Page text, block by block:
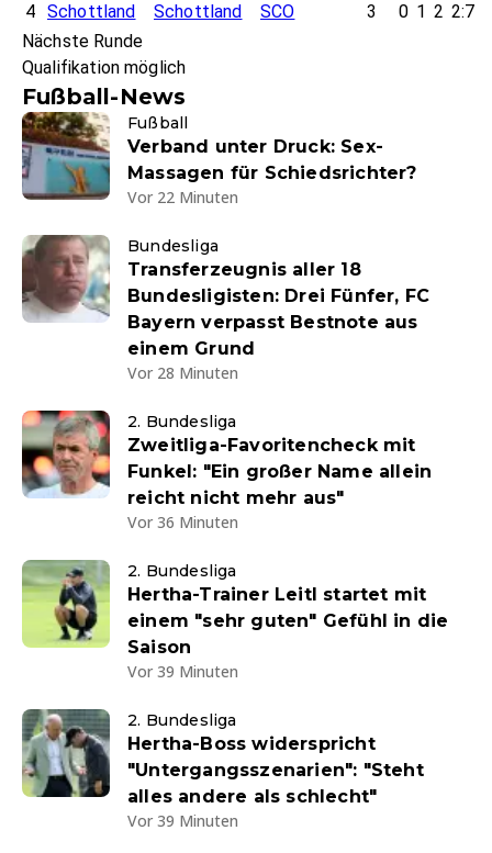
4 Schottland Schottland SCO 3 0 1 2 2:7
Nächste Runde
Qualifikation möglich
Fußball-News
Fußball
Verband unter Druck: Sex-
Massagen für Schiedsrichter?
Vor 22 Minuten
Bundesliga
Transferzeugnis aller 18
Bundesligisten: Drei Fünfer, FC
Bayern verpasst Bestnote aus
einem Grund
Vor 28 Minuten
2. Bundesliga
Zweitliga-Favoritencheck mit
Funkel: "Ein großer Name allein
reicht nicht mehr aus"
Vor 36 Minuten
2. Bundesliga
Hertha-Trainer Leitl startet mit
einem "sehr guten" Gefühl in die
Saison
Vor 39 Minuten
2. Bundesliga
Hertha-Boss widerspricht
"Untergangsszenarien": "Steht
alles andere als schlecht"
Vor 39 Minuten